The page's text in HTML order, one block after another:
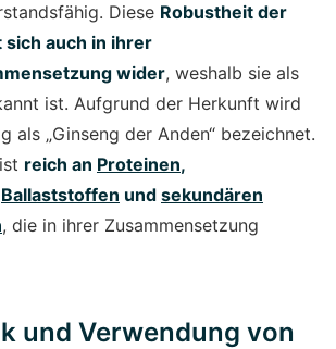
Diese Robustheit der
sich auch in ihrer
wider, weshalb sie als
ist. Aufgrund der Herkunft wird
als „Ginseng der Anden“ bezeichnet.
reich an Proteinen,
Ballaststoffen und sekundären
, die in ihrer Zusammensetzung
und Verwendung von